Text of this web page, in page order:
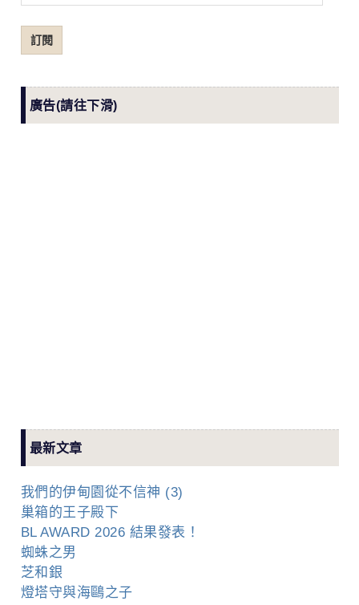
子
郵
件
訂閱
廣告(請往下滑)
最新文章
我們的伊甸園從不信神 (3)
巢箱的王子殿下
BL AWARD 2026 結果發表！
蜘蛛之男
芝和銀
燈塔守與海鷗之子